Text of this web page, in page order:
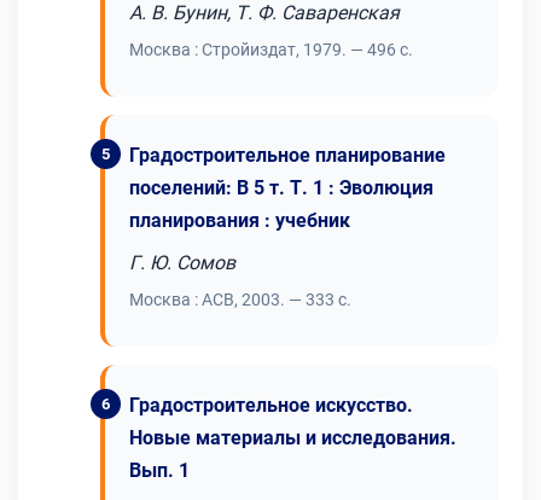
А. В. Бунин, Т. Ф. Саваренская
Москва : Стройиздат, 1979. — 496 с.
Градостроительное планирование
поселений: В 5 т. Т. 1 : Эволюция
планирования : учебник
Г. Ю. Сомов
Москва : АСВ, 2003. — 333 с.
Градостроительное искусство.
Новые материалы и исследования.
Вып. 1